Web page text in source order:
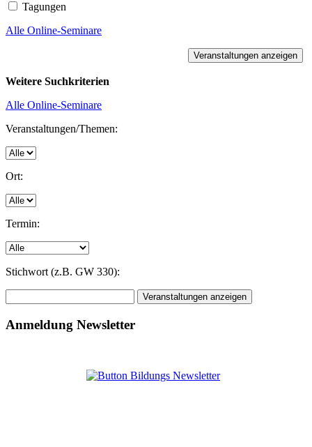
Tagungen
Alle Online-Seminare
Weitere Suchkriterien
Alle Online-Seminare
Veranstaltungen/Themen:
Ort:
Termin:
Stichwort (z.B. GW 330):
Anmeldung Newsletter